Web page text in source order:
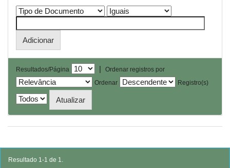
Resultados/Página |
Ordenar registros por
Ordenar
Registro(s)
Resultado 1-1 de 1.